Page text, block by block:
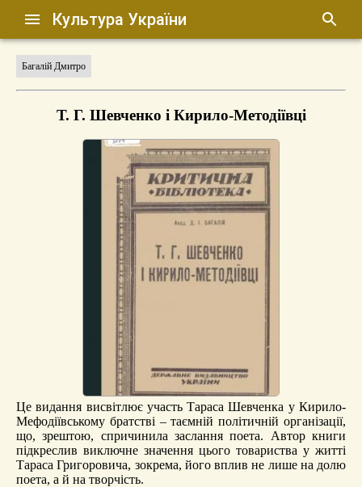
Культура України
Багалій Дмитро
Т. Г. Шевченко і Кирило-Методіївці
Це видання висвітлює участь Тараса Шевченка у Кирило-
Мефодіївському братстві – таємній політичній організації,
що, зрештою, спричинила заслання поета. Автор книги
підкреслив виключне значення цього товариства у житті
Тараса Григоровича, зокрема, його вплив не лише на долю
поета, а й на творчість.